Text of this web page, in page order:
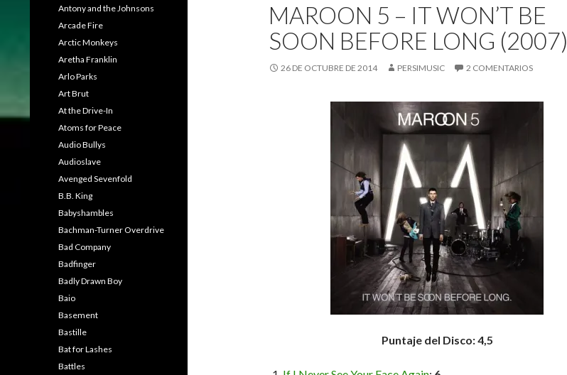
MAROON 5 – IT WON’T BE
SOON BEFORE LONG (2007)
26 DE OCTUBRE DE 2014 PERSIMUSIC 2 COMENTARIOS
Puntaje del Disco: 4,5
Antony and the Johnsons
Arcade Fire
Arctic Monkeys
Aretha Franklin
Arlo Parks
Art Brut
At the Drive-In
Atoms for Peace
Audio Bullys
Audioslave
Avenged Sevenfold
B.B. King
Babyshambles
Bachman-Turner Overdrive
Bad Company
Badfinger
Badly Drawn Boy
Baio
Basement
Bastille
Bat for Lashes
Battles